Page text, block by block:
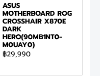
ASUS
MOTHERBOARD ROG
CROSSHAIR X870E
DARK
HERO(90MB1NT0-
M0UAY0)
฿29,990